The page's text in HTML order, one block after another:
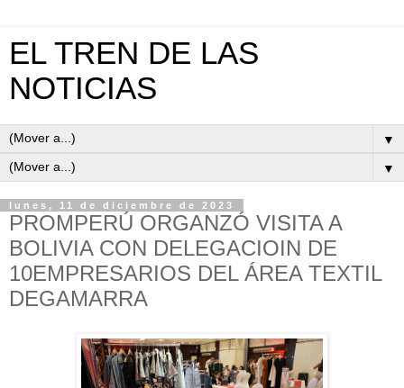
EL TREN DE LAS
NOTICIAS
▼
▼
lunes, 11 de diciembre de 2023
PROMPERÚ ORGANZÓ VISITA A
BOLIVIA CON DELEGACIOIN DE
10EMPRESARIOS DEL ÁREA TEXTIL
DEGAMARRA